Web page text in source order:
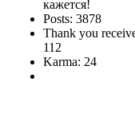
кажется!
Posts: 3878
Thank you
112
Karma: 24